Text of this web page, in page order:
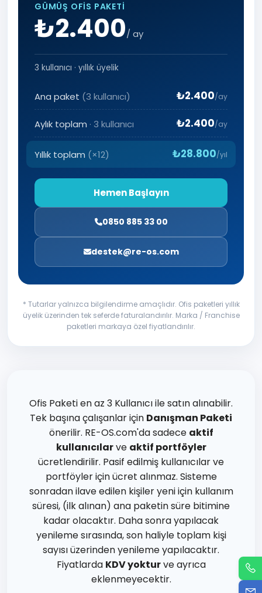
GÜMÜŞ OFIS PAKETI
₺2.400/ ay
3 kullanıcı · yıllık üyelik
Ana paket (3 kullanıcı) ₺2.400/ay
Aylık toplam · 3 kullanıcı ₺2.400/ay
Yıllık toplam (×12) ₺28.800/yıl
Hemen Başlayın
0850 885 33 00
destek@re-os.com
* Tutarlar yalnızca bilgilendirme amaçlıdır. Ofis paketleri yıllık
üyelik üzerinden tek seferde faturalandırılır. Marka / Franchise
paketleri markaya özel fiyatlandırılır.
Ofis Paketi en az 3 Kullanıcı ile satın alınabilir.
Tek başına çalışanlar için Danışman Paketi
önerilir. RE-OS.com'da sadece aktif
kullanıcılarve aktif portföyler
ücretlendirilir. Pasif edilmiş kullanıcılar ve
portföyler için ücret alınmaz. Sisteme
sonradan ilave edilen kişiler yeni için kullanım
süresi, (ilk alınan) ana paketin süre bitimine
kadar olacaktır. Daha sonra yapılacak
yenileme sırasında, son haliyle toplam kişi
sayısı üzerinden yenileme yapılacaktır.
Fiyatlarda KDV yokturve ayrıca
eklenmeyecektir.